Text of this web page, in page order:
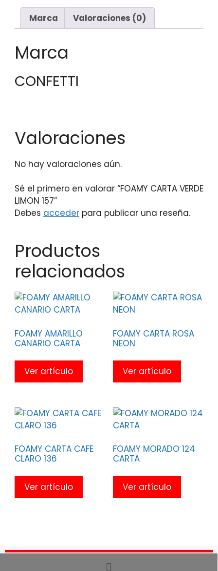
Marca Valoraciones (0)
Marca
CONFETTI
Valoraciones
No hay valoraciones aún.
Sé el primero en valorar “FOAMY CARTA VERDE
LIMON 157”
Debes acceder para publicar una reseña.
Productos
relacionados
FOAMY AMARILLO
CANARIO CARTA
Ver artículo
FOAMY CARTA ROSA
NEON
Ver artículo
FOAMY CARTA CAFE
CLARO 136
Ver artículo
FOAMY MORADO 124
CARTA
Ver artículo